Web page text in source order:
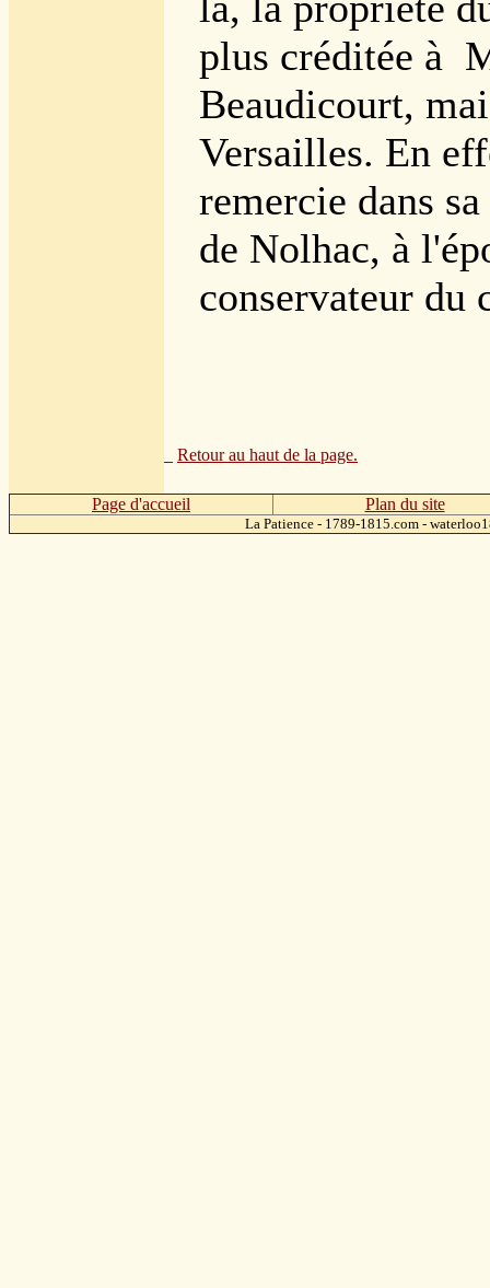
plus créditée à
Beaudicourt,
Versailles. En
remercie dans
de Nolhac, à
conservateur du
Retour au haut de la page.
Page d'accueil Plan du site
La Patience - 1789-1815.com -